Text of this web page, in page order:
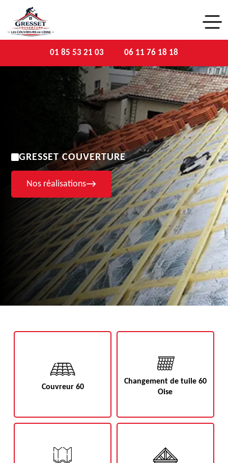
01 85 53 21 03 06 11 76 18 18
GRESSET COUVERTURE
Nos réalisations
Couvreur 60
Changement de tuile 60
Oise